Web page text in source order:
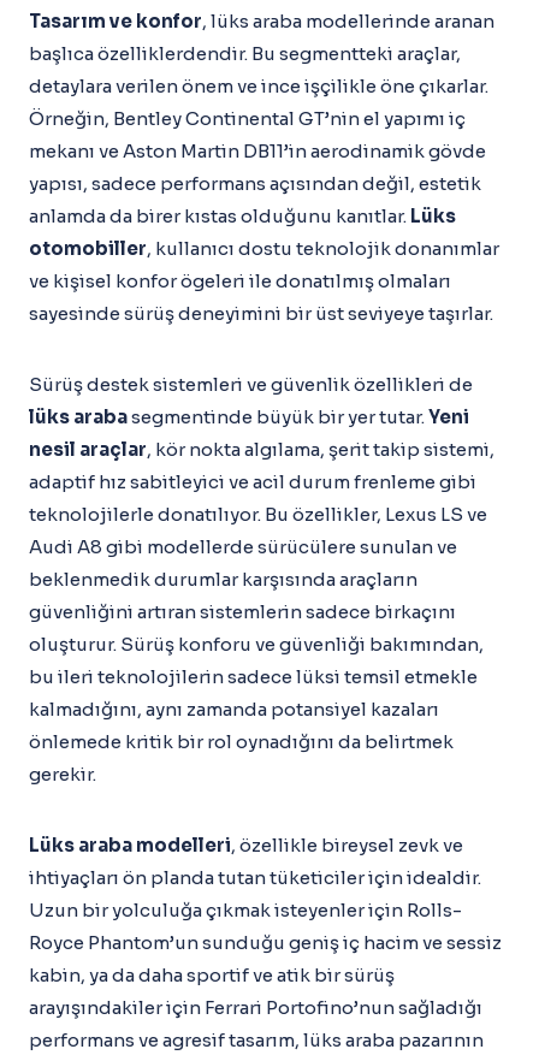
Tasarım ve konfor, lüks araba modellerinde aranan
başlıca özelliklerdendir. Bu segmentteki araçlar,
detaylara verilen önem ve ince işçilikle öne çıkarlar.
Örneğin, Bentley Continental GT’nin el yapımı iç
mekanı ve Aston Martin DB11’in aerodinamik gövde
yapısı, sadece performans açısından değil, estetik
anlamda da birer kıstas olduğunu kanıtlar. Lüks
otomobiller, kullanıcı dostu teknolojik donanımlar
ve kişisel konfor ögeleri ile donatılmış olmaları
sayesinde sürüş deneyimini bir üst seviyeye taşırlar.
Sürüş destek sistemleri ve güvenlik özellikleri de
lüks arabasegmentinde büyük bir yer tutar.Yeni
nesil araçlar, kör nokta algılama, şerit takip sistemi,
adaptif hız sabitleyici ve acil durum frenleme gibi
teknolojilerle donatılıyor. Bu özellikler, Lexus LS ve
Audi A8 gibi modellerde sürücülere sunulan ve
beklenmedik durumlar karşısında araçların
güvenliğini artıran sistemlerin sadece birkaçını
oluşturur. Sürüş konforu ve güvenliği bakımından,
bu ileri teknolojilerin sadece lüksi temsil etmekle
kalmadığını, aynı zamanda potansiyel kazaları
önlemede kritik bir rol oynadığını da belirtmek
gerekir.
Lüks araba modelleri, özellikle bireysel zevk ve
ihtiyaçları ön planda tutan tüketiciler için idealdir.
Uzun bir yolculuğa çıkmak isteyenler için Rolls-
Royce Phantom’un sunduğu geniş iç hacim ve sessiz
kabin, ya da daha sportif ve atik bir sürüş
arayışındakiler için Ferrari Portofino’nun sağladığı
performans ve agresif tasarım, lüks araba pazarının